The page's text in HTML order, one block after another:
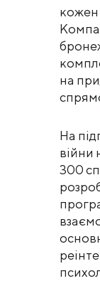
кожен
на
На
війни
300